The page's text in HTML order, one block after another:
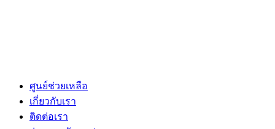
ศูนย์ช่วยเหลือ
เกี่ยวกับเรา
ติดต่อเรา